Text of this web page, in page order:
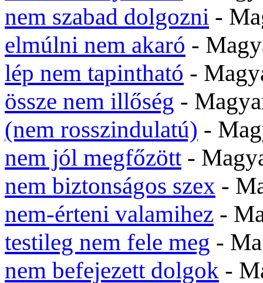
nem szabad dolgozni -
elmúlni nem akaró -
lép nem tapintható -
össze nem illőség -
(nem rosszindulatú) -
nem jól megfőzött-
nem biztonságos szex -
nem-érteni valamihez -
testileg nem fele meg -
nem befejezett dolgok -